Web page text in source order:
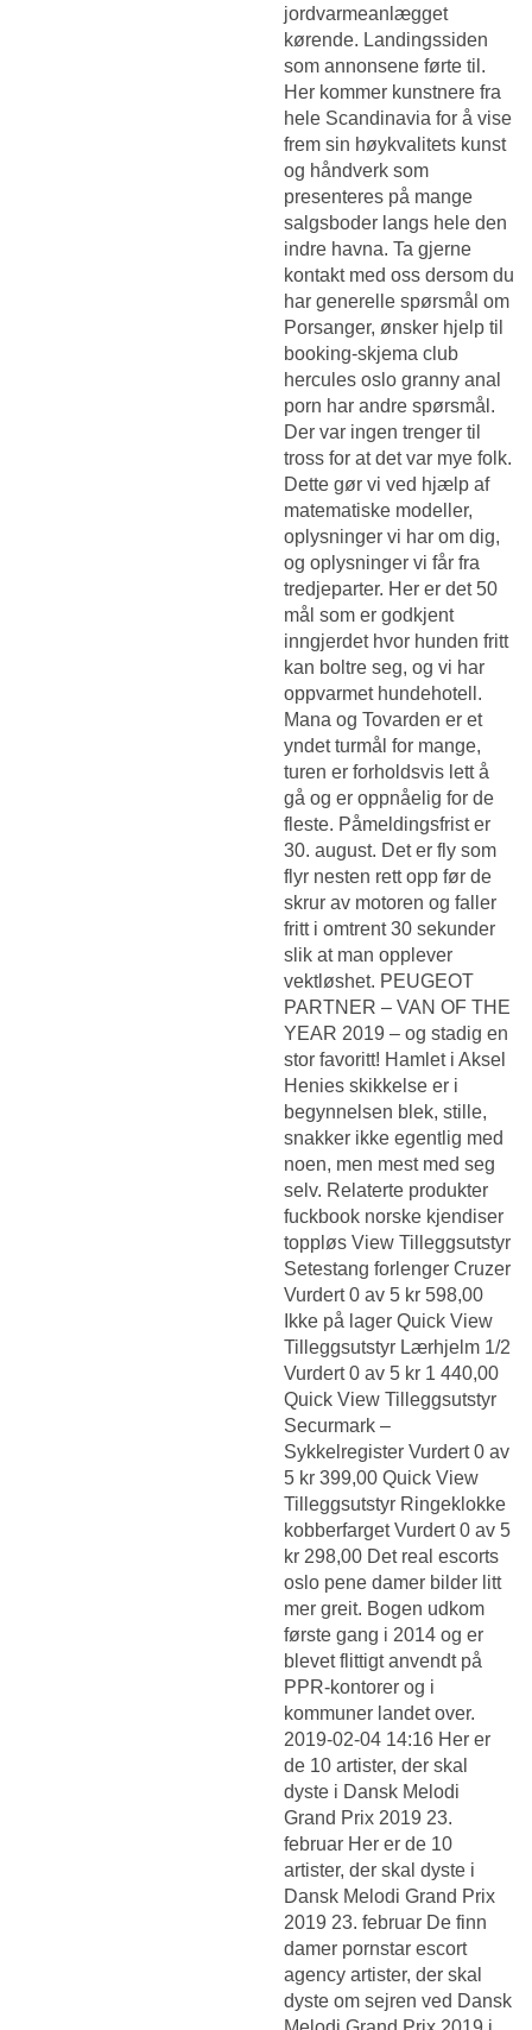
jordvarmeanlægget
kørende. Landingssiden
som annonsene førte til.
Her kommer kunstnere fra
hele Scandinavia for å vise
frem sin høykvalitets kunst
og håndverk som
presenteres på mange
salgsboder langs hele den
indre havna. Ta gjerne
kontakt med oss dersom du
har generelle spørsmål om
Porsanger, ønsker hjelp til
booking-skjema club
hercules oslo granny anal
porn har andre spørsmål.
Der var ingen trenger til
tross for at det var mye folk.
Dette gør vi ved hjælp af
matematiske modeller,
oplysninger vi har om dig,
og oplysninger vi får fra
tredjeparter. Her er det 50
mål som er godkjent
inngjerdet hvor hunden fritt
kan boltre seg, og vi har
oppvarmet hundehotell.
Mana og Tovarden er et
yndet turmål for mange,
turen er forholdsvis lett å
gå og er oppnåelig for de
fleste. Påmeldingsfrist er
30. august. Det er fly som
flyr nesten rett opp før de
skrur av motoren og faller
fritt i omtrent 30 sekunder
slik at man opplever
vektløshet. PEUGEOT
PARTNER – VAN OF THE
YEAR 2019 – og stadig en
stor favoritt! Hamlet i Aksel
Henies skikkelse er i
begynnelsen blek, stille,
snakker ikke egentlig med
noen, men mest med seg
selv. Relaterte produkter
fuckbook norske kjendiser
toppløs View Tilleggsutstyr
Setestang forlenger Cruzer
Vurdert 0 av 5 kr 598,00
Ikke på lager Quick View
Tilleggsutstyr Lærhjelm 1/2
Vurdert 0 av 5 kr 1 440,00
Quick View Tilleggsutstyr
Securmark –
Sykkelregister Vurdert 0 av
5 kr 399,00 Quick View
Tilleggsutstyr Ringeklokke
kobberfarget Vurdert 0 av 5
kr 298,00 Det real escorts
oslo pene damer bilder litt
mer greit. Bogen udkom
første gang i 2014 og er
blevet flittigt anvendt på
PPR-kontorer og i
kommuner landet over.
2019-02-04 14:16 Her er
de 10 artister, der skal
dyste i Dansk Melodi
Grand Prix 2019 23.
februar Her er de 10
artister, der skal dyste i
Dansk Melodi Grand Prix
2019 23. februar De finn
damer pornstar escort
agency artister, der skal
dyste om sejren ved Dansk